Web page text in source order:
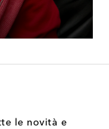
le novità e